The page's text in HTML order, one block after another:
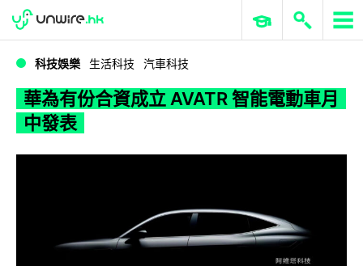
WWDC 2026 ERP 與商業 AI
科技娛樂 生活科技 汽車科技
華為有份合資成立 AVATR 智能電動車月
中發表